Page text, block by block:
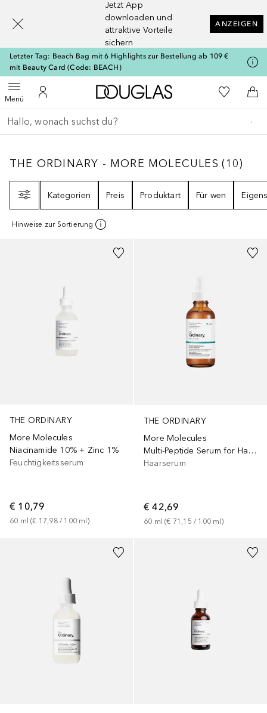
Jetzt App
downloaden und
attraktive Vorteile
sichern
ANZEIGEN
Letzter Tag: Beach Bag mit 6 Highlights zur Bestellung ab 109 €
mit Beauty Card (Code: BEACH)
MenüMenü öffnenZu Meinem Kundenkonto
Zur Douglas Startseite
Zu Meiner
Gehe zurück
Suche ausführen
THE ORDINARY - MORE MOLECULES 10
THE ORDINARY - MORE MOLECULES (10)
Kategorien
Preis Produktart Für wen
Hinweise zur Sortierung
THE ORDINARY
More Molecules
Niacinamide 10% + Zinc 1%
Feuchtigkeitsserum
€ 10,79
60 ml (€ 17,98 / 100 ml )
THE ORDINARY
More Molecules
Multi-Peptide Serum for Hair Density
Haarserum
€ 42,69
60 ml (€ 71,15 / 100 ml )
[navigation.slideout.screenreader]